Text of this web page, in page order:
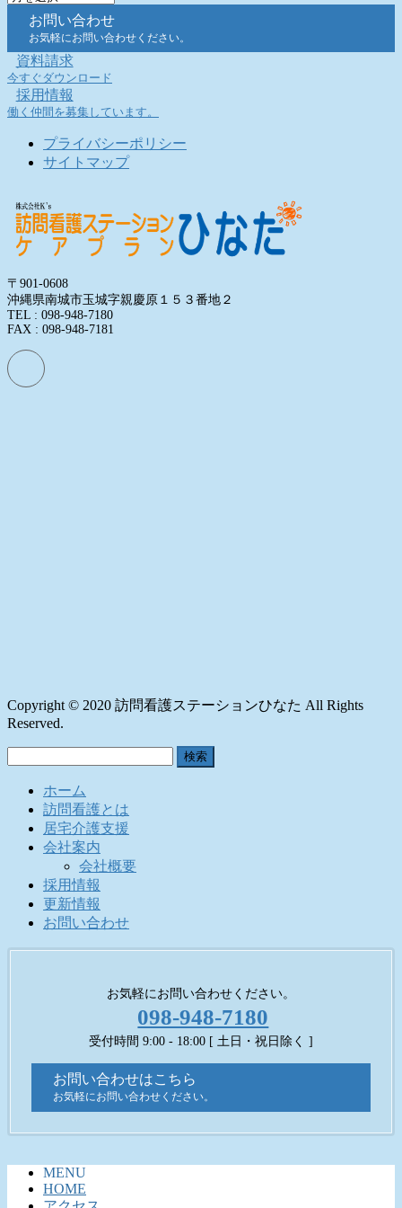
イ
ブ
お問い合わせ
お気軽にお問い合わせください。
資料請求
今すぐダウンロード
採用情報
働く仲間を募集しています。
プライバシーポリシー
サイトマップ
〒901-0608
沖縄県南城市玉城字親慶原１５３番地２
TEL : 098-948-7180
FAX : 098-948-7181
Copyright © 2020 訪問看護ステーションひなた All Rights
Reserved.
ホーム
訪問看護とは
居宅介護支援
会社案内
会社概要
採用情報
更新情報
お問い合わせ
お気軽にお問い合わせください。
098-948-7180
受付時間 9:00 - 18:00 [ 土日・祝日除く ]
お問い合わせはこちら
お気軽にお問い合わせください。
MENU
HOME